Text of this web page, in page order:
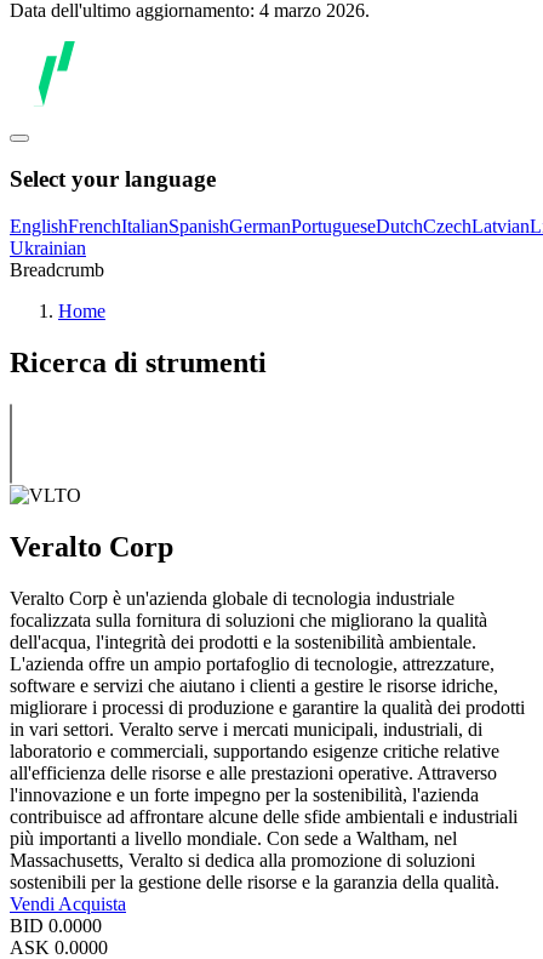
Data dell'ultimo aggiornamento: 4 marzo 2026.
Select your language
EnglishFrenchItalianSpanishGermanPortugueseDutchCzechLatvian
Ukrainian
Breadcrumb
Home
Ricerca di strumenti
Veralto Corp
Veralto Corp è un'azienda globale di tecnologia industriale
focalizzata sulla fornitura di soluzioni che migliorano la qualità
dell'acqua, l'integrità dei prodotti e la sostenibilità ambientale.
L'azienda offre un ampio portafoglio di tecnologie, attrezzature,
software e servizi che aiutano i clienti a gestire le risorse idriche,
migliorare i processi di produzione e garantire la qualità dei prodotti
in vari settori. Veralto serve i mercati municipali, industriali, di
laboratorio e commerciali, supportando esigenze critiche relative
all'efficienza delle risorse e alle prestazioni operative. Attraverso
l'innovazione e un forte impegno per la sostenibilità, l'azienda
contribuisce ad affrontare alcune delle sfide ambientali e industriali
più importanti a livello mondiale. Con sede a Waltham, nel
Massachusetts, Veralto si dedica alla promozione di soluzioni
sostenibili per la gestione delle risorse e la garanzia della qualità.
Vendi Acquista
BID 0.0000
ASK 0.0000